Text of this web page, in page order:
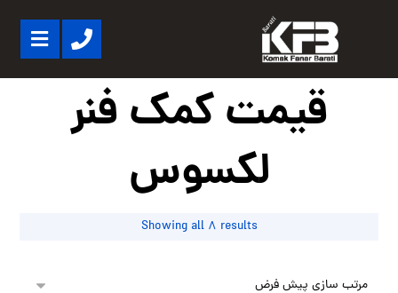
قیمت کمک فنر
لکسوس
Showing all 8 results